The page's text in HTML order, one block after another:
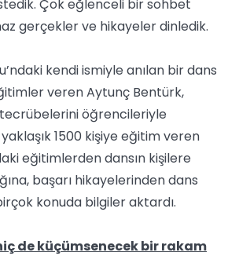
Çok eğlenceli bir sohbet
gerçekler ve hikayeler dinledik.
kendi ismiyle anılan bir dans
veren Aytunç Bentürk,
tecrübelerini öğrencileriyle
yaklaşık 1500 kişiye eğitim veren
eğitimlerden dansın kişilere
başarı hikayelerinden dans
konuda bilgiler aktardı.
de küçümsenecek bir rakam